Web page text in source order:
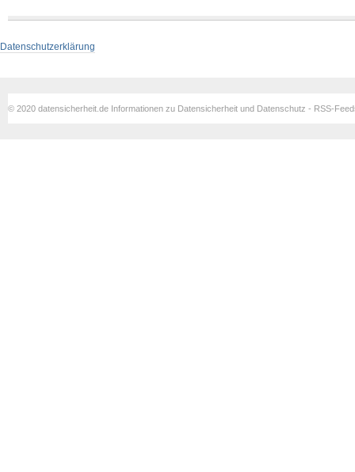
Datenschutzerklärung
© 2020 datensicherheit.de Informationen zu Datensicherheit und Datenschutz - RSS-